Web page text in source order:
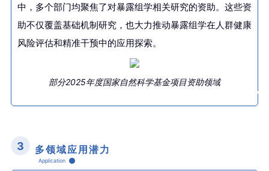
中，多个部门均聚焦了对暴露组学相关研究的资助。这些资
助不仅覆盖基础机制研究，也大力推动暴露组学在人群健康
风险评估和精准干预中的应用探索。
部分2025年度国家自然科学基金项目资助领域
3 多领域应用潜力
Application